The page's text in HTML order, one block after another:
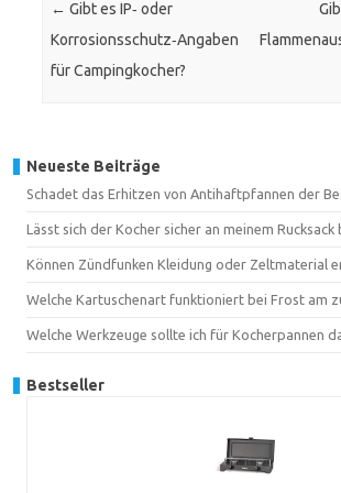
← Gibt es IP‑ oder
Korrosionsschutz‑Angaben
für Campingkocher?
Neueste Beiträge
Schadet das Erhitzen von Antihaftpfannen der
Lässt sich der Kocher sicher an meinem Rucksack
Können Zündfunken Kleidung oder Zeltmaterial
Welche Kartuschenart funktioniert bei Frost am
Welche Werkzeuge sollte ich für Kocherpannen
Bestseller